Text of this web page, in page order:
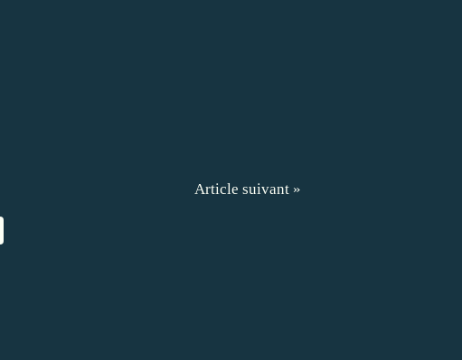
Article suivant »